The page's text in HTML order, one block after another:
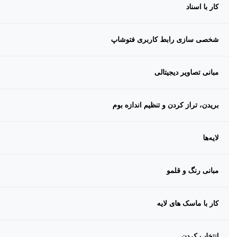
کار با اسناد
شخصی سازی رابط کاربری فتوشاپ
مبانی تصاویر دیجیتالی
بریدن، تراز کردن و تنظیم اندازه بوم
لایه‌ها
مبانی رنگ و قلمو
کار با ماسک های لایه